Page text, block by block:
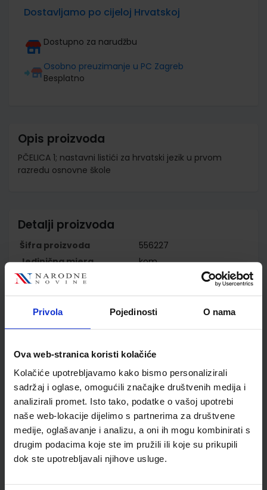
Privola Pojedinosti O nama
Ova web-stranica koristi kolačiće
Kolačiće upotrebljavamo kako bismo personalizirali
sadržaj i oglase, omogućili značajke društvenih medija i
analizirali promet. Isto tako, podatke o vašoj upotrebi
naše web-lokacije dijelimo s partnerima za društvene
medije, oglašavanje i analizu, a oni ih mogu kombinirati s
drugim podacima koje ste im pružili ili koje su prikupili
dok ste upotrebljavali njihove usluge.
Dostavljamo po cijeloj Hrvatskoj
Dostupno za narudžbu
Osobno preuzimanje u PC Zagreb
Besplatno
Opis proizvoda
PČELICA 1; nastavni listići za hrvatski jezik u prvom
razredu osnovne škole
Detalji proizvoda
Šifra proizvoda
556227
Jedinična mjera
kom
Nakladnik
ŠKOLSKA KNJIGA d.d.
Autor
Sonja Ivić Marija Krmpotić
Školski razred
01 1.RAZRED OŠ
Vrsta školske knjige
Nastavni predmet
HRVATSKI JEZIK
Reg br min
6041;6042-DOM2